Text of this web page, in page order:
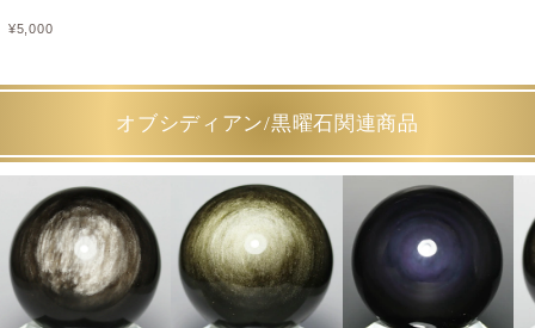
¥5,000
オブシディアン/黒曜石関連商品